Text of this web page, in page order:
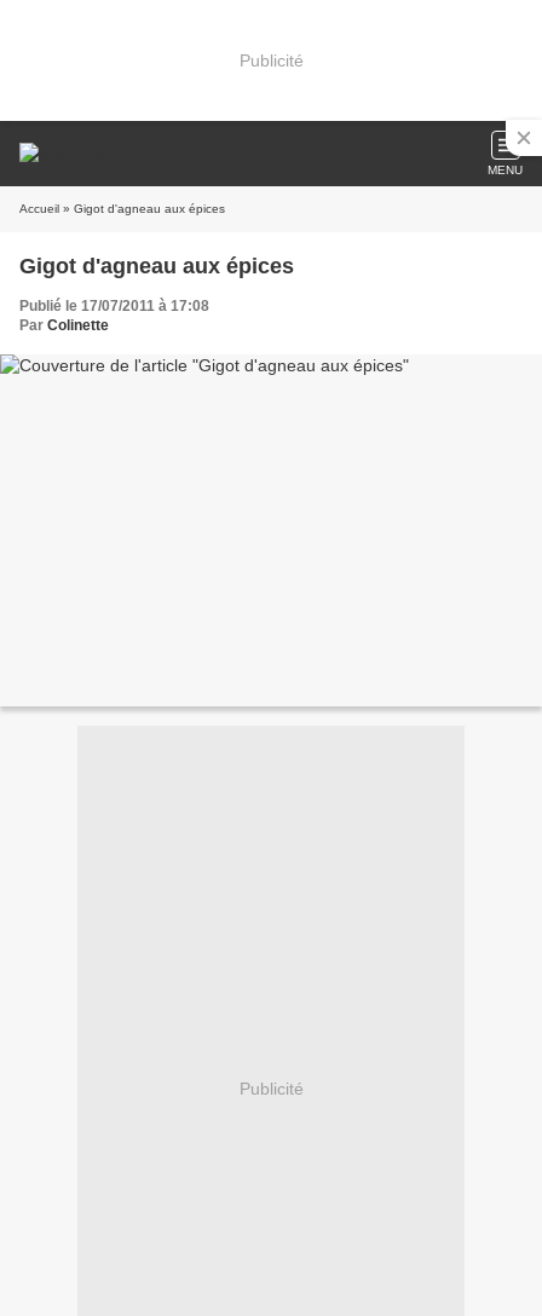
Publicité
MENU
Accueil » Gigot d'agneau aux épices
Gigot d'agneau aux épices
Publié le 17/07/2011 à 17:08
Par Colinette
Publicité